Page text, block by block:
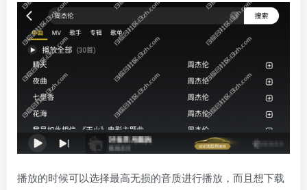
播放的时候可以选择最高无损的音质进行播放，而且想下载